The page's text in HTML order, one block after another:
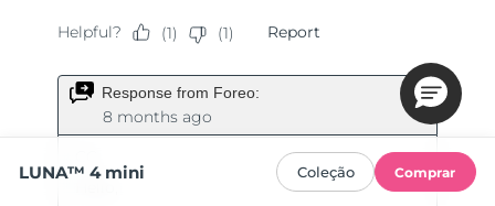
LUNA™ 4 mini Coleção Comprar